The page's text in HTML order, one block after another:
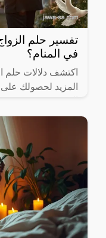
تفسير حلم
في المنام؟
اكتشف دلالات حلم
المزيد لحصولك